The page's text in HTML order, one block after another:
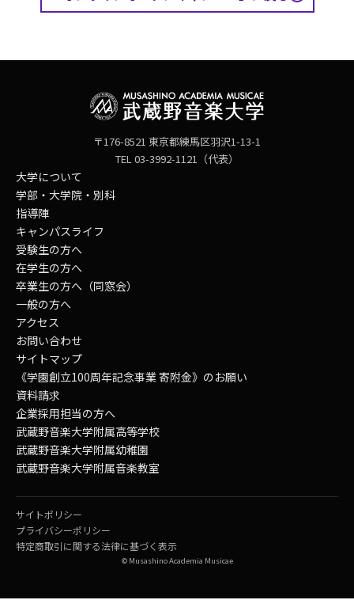
〒176-8521 東京都練馬区羽沢1-13-1
TEL 03-3992-1121（代表）
大学について
学部・大学院・別科
指導陣
キャンパスライフ
受験生の方へ
在学生の方へ
卒業生の方へ（同窓会）
一般の方へ
アクセス
お問い合わせ
サイトマップ
《学園創立100周年記念事業 寄附金》のお願い
資料請求
企業採用担当の方へ
武蔵野音楽大学附属高等学校
武蔵野音楽大学附属幼稚園
武蔵野音楽大学附属音楽教室
© Musashino Academia Musicae
サイトポリシー
プライバシーポリシー
特定商取引に関する法律に基づく表示